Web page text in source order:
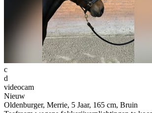
c
d
videocam
Nieuw
Oldenburger, Merrie, 5 Jaar, 165 cm, Bruin